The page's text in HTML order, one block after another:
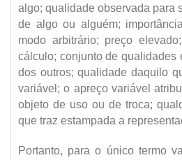
algo; qualidade observada para
de algo ou alguém;
modo arbitrário; preço
cálculo; conjunto de qualidades
dos outros; qualidade daquilo
variável; o apreço variável
objeto de uso ou de troca;
que traz estampada a
Portanto, para o único termo